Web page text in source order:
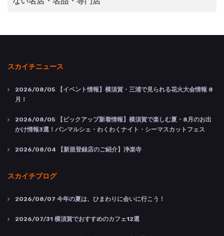
スカイチニュース
2026/08/05 【イベント情報】横須賀・三浦で見られる花火大会情報 8
月！
2026/08/05 【ピックアップ新着情報】横須賀で楽しむ夏・8月のお出
かけ情報3選！パンマルシェ・わくわくナイト・シーマスカットフェス
2026/08/04 【新規登録店のご紹介】浄楽寺
スカイチブログ
2026/08/07 今年の夏は、ひまわりに会いに行こう！
2026/07/31 横須賀でおすすめのカフェ12選